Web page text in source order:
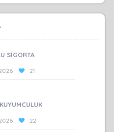
SİGORTA
21
22